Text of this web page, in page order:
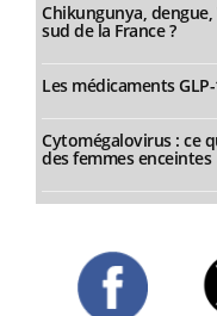
Chikungunya,
sud de la France ?
Les médicaments
Cytomégalovirus : ce
des femmes enceintes